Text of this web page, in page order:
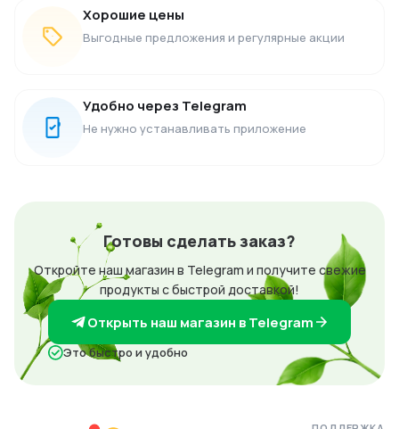
Хорошие цены
Выгодные предложения и регулярные акции
Удобно через Telegram
Не нужно устанавливать приложение
Готовы сделать заказ?
Откройте наш магазин в Telegram и получите свежие
продукты с быстрой доставкой!
Открыть наш магазин в Telegram
Это быстро и удобно